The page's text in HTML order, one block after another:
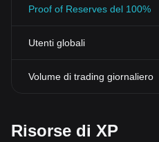
Proof of Reserves del 100%
Utenti globali
Volume di trading giornaliero
Risorse di XP